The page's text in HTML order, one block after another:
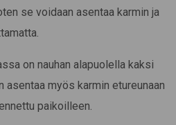
se voidaan asentaa karmin ja
on nauhan alapuolella kaksi
asentaa myös karmin etureunaan
paikoilleen.